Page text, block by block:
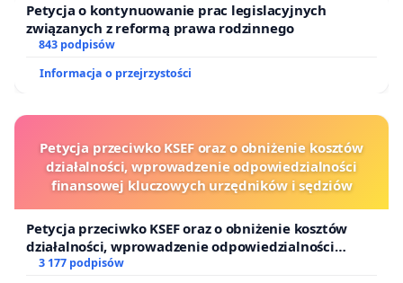
Petycja o kontynuowanie prac legislacyjnych
związanych z reformą prawa rodzinnego
843 podpisów
Informacja o przejrzystości
Petycja przeciwko KSEF oraz o obniżenie kosztów
działalności, wprowadzenie odpowiedzialności
finansowej kluczowych urzędników i sędziów
Petycja przeciwko KSEF oraz o obniżenie kosztów
działalności, wprowadzenie odpowiedzialności
finansowej kluczowych urzędników i sędziów
3 177 podpisów